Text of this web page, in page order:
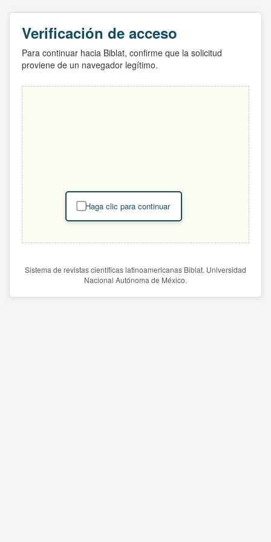
Verificación de acceso
Para continuar hacia Biblat, confirme que la solicitud
proviene de un navegador legítimo.
Haga clic para continuar
Sistema de revistas científicas latinoamericanas Biblat. Universidad
Nacional Autónoma de México.